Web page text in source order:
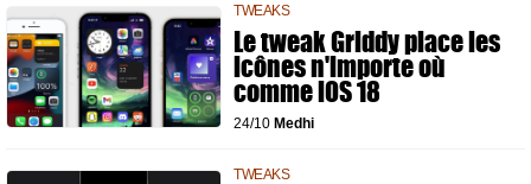
TWEAKS
Le tweak Griddy place les
icônes n'importe où
comme iOS 18
24/10 Medhi
TWEAKS